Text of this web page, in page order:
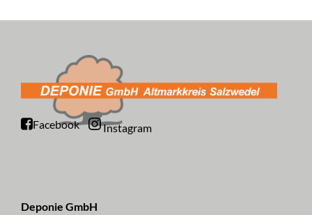
Facebook Instagram
Deponie GmbH